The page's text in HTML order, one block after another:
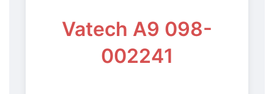
Vatech A9 098-
002241